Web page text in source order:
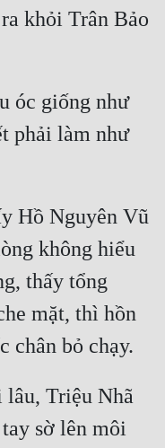
khỏi Trân Bảo
óc giống như
phải làm như
Hồ Nguyên Vũ
không hiểu
thấy tổng
mặt, thì hồn
lâu, Triệu Nhã
sờ lên môi